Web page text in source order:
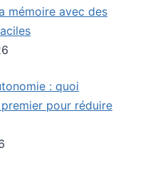
mémoire avec des
: quoi
pour réduire